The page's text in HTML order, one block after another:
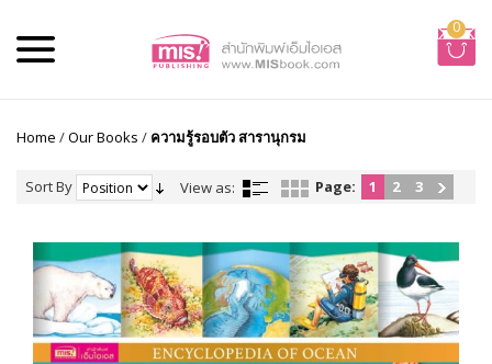
0
Home /Our Books / ความรู้รอบตัว สารานุกรม
Sort By View as: Page: 1 2 3